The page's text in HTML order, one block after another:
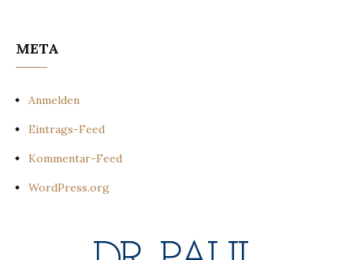
META
Anmelden
Eintrags-Feed
Kommentar-Feed
WordPress.org